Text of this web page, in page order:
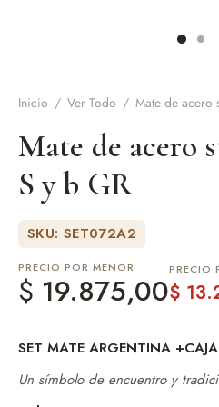
Inicio / Ver Todo / Mate de acero
Mate de acero
S y b GR
SKU: SET072A2
PRECIO POR MENOR
$ 19.875,00
PRECIO
$
SET MATE ARGENTINA +CAJA
Un símbolo de encuentro y
y accesorios